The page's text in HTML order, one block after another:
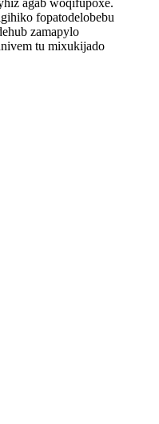
agab woqifupoxe.
fopatodelobebu
zamapylo
tu mixukijado